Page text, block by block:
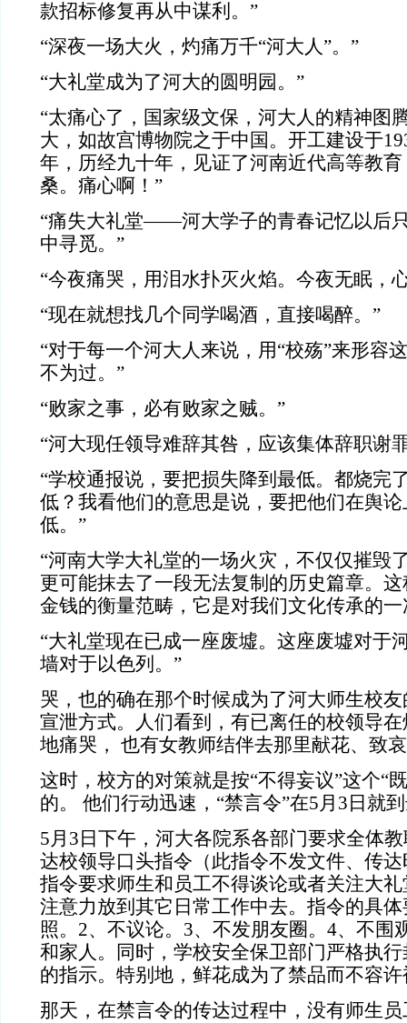
款招标修复再从中谋利。”
“深夜一场大火，灼痛万千“河大人”。”
“大礼堂成为了河大的圆明园。”
“太痛心了，国家级文保，河大人的精神图
大，如故宫博物院之于中国。开工建设于
年，历经九十年，见证了河南近代高等教
桑。痛心啊！”
“痛失大礼堂——河大学子的青春记忆以后
中寻觅。”
“今夜痛哭，用泪水扑灭火焰。今夜无眠，
“现在就想找几个同学喝酒，直接喝醉。”
“对于每一个河大人来说，用“校殇”来形容
不为过。”
“败家之事，必有败家之贼。”
“河大现任领导难辞其咎，应该集体辞职谢
“学校通报说，要把损失降到最低。都烧完
低？我看他们的意思是说，要把他们在舆
低。”
“河南大学大礼堂的一场火灾，不仅仅摧毁
更可能抹去了一段无法复制的历史篇章。
金钱的衡量范畴，它是对我们文化传承的一
“大礼堂现在已成一座废墟。这座废墟对于
墙对于以色列。”
哭，也的确在那个时候成为了河大师生校
宣泄方式。人们看到，有已离任的校领导
地痛哭， 也有女教师结伴去那里献花、致
这时，校方的对策就是按“不得妄议”这个“
的。 他们行动迅速，“禁言令”在5月3日就
5月3日下午，河大各院系各部门要求全体
达校领导口头指令（此指令不发文件、传
指令要求师生和员工不得谈论或者关注大
注意力放到其它日常工作中去。指令的具
照。2、不议论。3、不发朋友圈。4、不围
和家人。同时，学校安全保卫部门严格执
的指示。特别地，鲜花成为了禁品而不容
那天，在禁言令的传达过程中，没有师生